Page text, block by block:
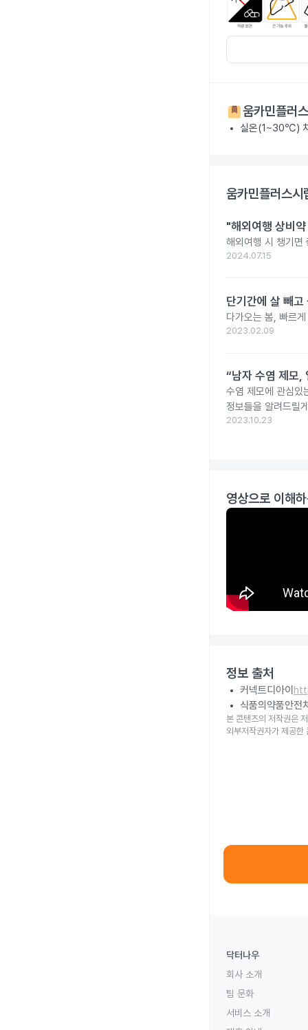
움카민플러
실온(1~30℃)
움카민플러스
"해외여행 상비
해외여행 시 챙기면
2024.07.15
단기간에 살 빼
다가오는 봄, 빠르
2023.02.09
“남자 수염 제모,
수염 제모에 관심있
정보들을 알려드릴
2023.10.23
영상으로 이해
정보 출처
커넥트디아이
식품의약품안전
본 콘텐츠의 저작권은
외부저작권자가 제공한
닥터나우
회사 소개
팀 문화
서비스 소개